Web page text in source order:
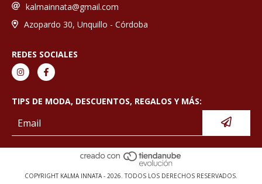
kalmainnata@gmail.com
Azopardo 30, Unquillo - Córdoba
REDES SOCIALES
TIPS DE MODA, DESCUENTOS, REGALOS Y MÁS:
COPYRIGHT KALMA INNATA - 2026. TODOS LOS DERECHOS RESERVADOS.